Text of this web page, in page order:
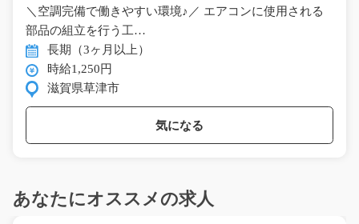
＼空調完備で働きやすい環境♪／ エアコンに使用される
部品の組立を行う工…
長期（3ヶ月以上）
時給1,250円
滋賀県草津市
気になる
あなたにオススメの求人